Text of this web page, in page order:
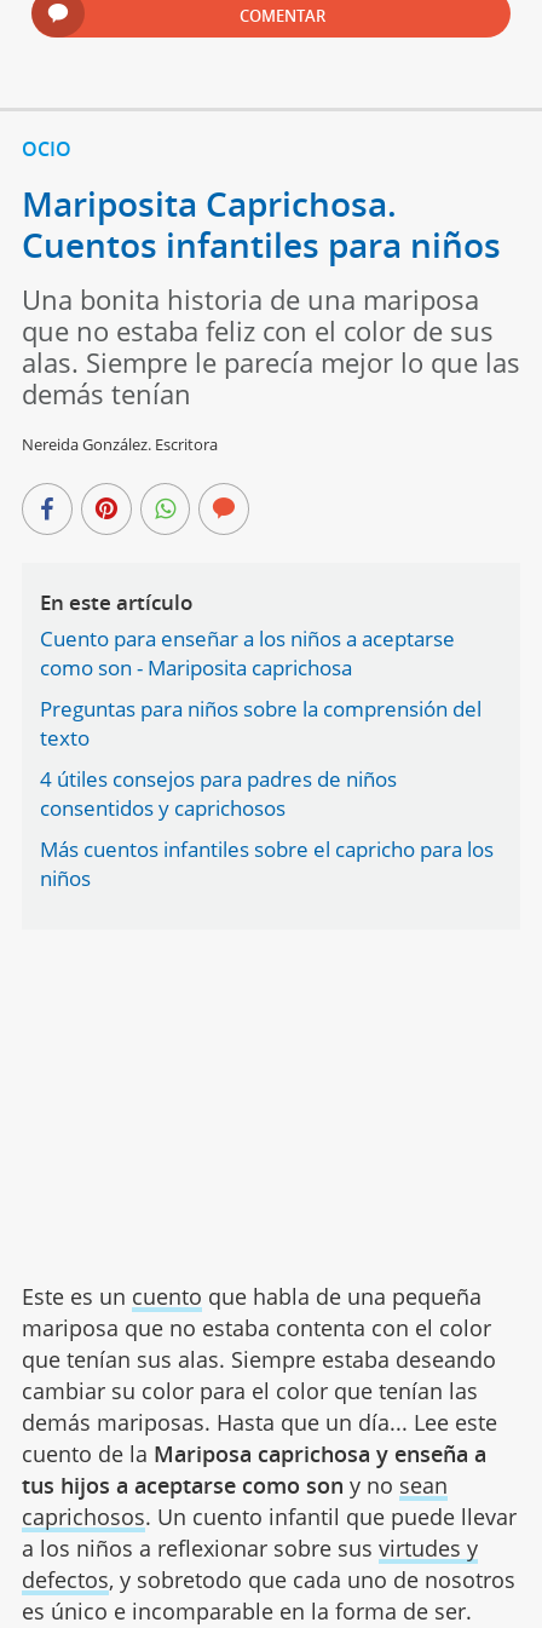
COMENTAR
OCIO
Mariposita Caprichosa.
Cuentos infantiles para niños
Una bonita historia de una mariposa
que no estaba feliz con el color de sus
alas. Siempre le parecía mejor lo que las
demás tenían
Nereida González. Escritora
En este artículo
Cuento para enseñar a los niños a aceptarse
como son - Mariposita caprichosa
Preguntas para niños sobre la comprensión del
texto
4 útiles consejos para padres de niños
consentidos y caprichosos
Más cuentos infantiles sobre el capricho para los
niños
Este es un cuento que habla de una pequeña
mariposa que no estaba contenta con el color
que tenían sus alas. Siempre estaba deseando
cambiar su color para el color que tenían las
demás mariposas. Hasta que un día... Lee este
cuento de la Mariposa caprichosa y enseña a
tus hijos a aceptarse como son y no sean
caprichosos. Un cuento infantil que puede llevar
a los niños a reflexionar sobre sus virtudes y
defectos, y sobretodo que cada uno de nosotros
es único e incomparable en la forma de ser.